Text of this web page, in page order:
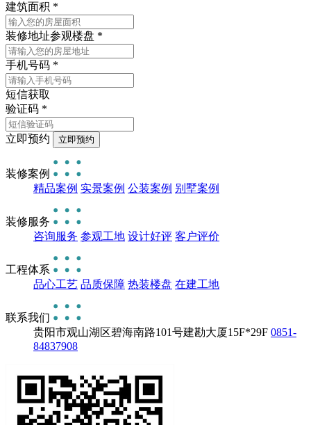
建筑面积 *
装修地址参观楼盘 *
手机号码 *
短信获取
验证码 *
立即预约
装修案例
精品案例 实景案例 公装案例 别墅案例
装修服务
咨询服务 参观工地 设计好评 客户评价
工程体系
品心工艺 品质保障 热装楼盘 在建工地
联系我们
贵阳市观山湖区碧海南路101号建勘大厦15F*29F 0851-
84837908